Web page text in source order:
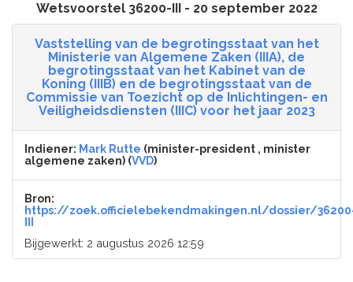
Wetsvoorstel 36200-III - 20 september 2022
Vaststelling van de begrotingsstaat van het
Ministerie van Algemene Zaken (IIIA), de
begrotingsstaat van het Kabinet van de
Koning (IIIB) en de begrotingsstaat van de
Commissie van Toezicht op de Inlichtingen- en
Veiligheidsdiensten (IIIC) voor het jaar 2023
Indiener: Mark Rutte (minister-president , minister
algemene zaken) (VVD)
Bron:
https://zoek.officielebekendmakingen.nl/dossier/
Bijgewerkt: 2 augustus 2026 12:59